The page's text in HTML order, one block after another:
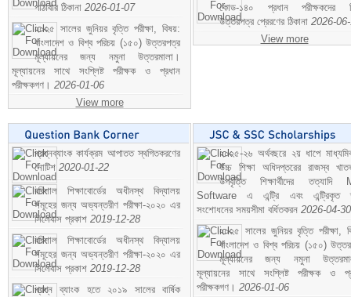
পাঠাবার ঠিকানা 2026-01-07
২০২৫ সালের জুনিয়র বৃত্তি পরীক্ষা, বিষয়:
বাংলাদেশ ও বিশ্ব পরিচয় (১৫০) উত্তরপত্র
মূল্যায়নের জন্য নমুনা উত্তরমালা।
মূল্যায়নের সাথে সংশ্লিষ্ট পরীক্ষক ও প্রধান
পরীক্ষকগণ। 2026-01-06
View more
কোড-১৪০ প্রধান পরীক্ষকদের
উত্তরপত্র প্রেরণের ঠিকানা 2026-
View more
প্রশ্নব্যাংক কার্যক্রম আপাতত স্থগিতকরণের
নোটিশ 2020-01-22
বরিশাল শিক্ষাবোর্ডের অধীনস্থ বিদ্যালয়
সমূহের জন্য অভ্যন্তরীণ পরীক্ষা-২০২০ এর
সিলেবাস প্রকাশ 2019-12-28
বরিশাল শিক্ষাবোর্ডের অধীনস্থ বিদ্যালয়
সমূহের জন্য অভ্যন্তরীণ পরীক্ষা-২০২০ এর
সিলেবাস প্রকাশ 2019-12-28
প্রশ্ন ব্যাংক হতে ২০১৯ সালের বার্ষিক
২০২৫-২৬ অর্থবছরে ২য় ধাপে
উচ্চ শিক্ষা অধিদপ্তরের রাজস্ব
উপবৃত্তি শিক্ষার্থীদের তত্যাদি
Software এ এন্ট্রি এবং এন্ট্রিকৃত
সংশোধনের সময়সীমা বর্ধিতকরন 2026-04-30
২০২৫ সালের জুনিয়র বৃত্তি পরীক্ষা,
বাংলাদেশ ও বিশ্ব পরিচয় (১৫০)
মূল্যায়নের জন্য নমুনা
মূল্যায়নের সাথে সংশ্লিষ্ট পরীক্ষক ও
পরীক্ষকগণ। 2026-01-06